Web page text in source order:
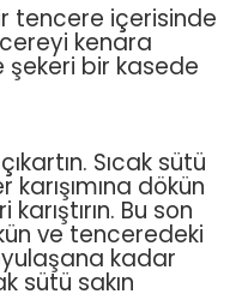
tencere içerisinde
kenara
şekeri bir kasede
Sıcak sütü
dökün
Bu son
ve tenceredeki
kadar
sütü sakın